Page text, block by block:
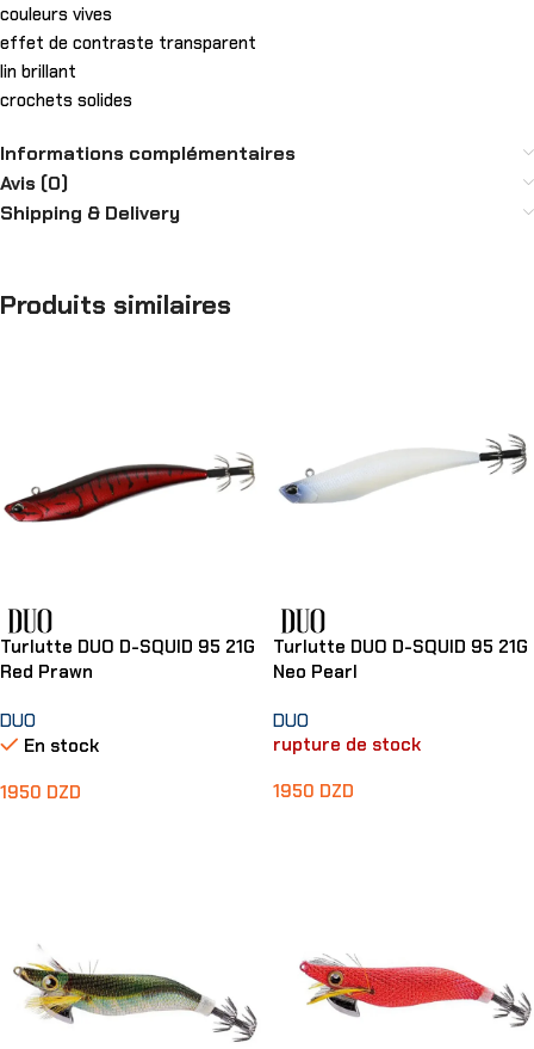
couleurs vives
effet de contraste transparent
lin brillant
crochets solides
Informations complémentaires
Avis (0)
Shipping & Delivery
Produits similaires
Turlutte DUO D-SQUID 95 21G
Red Prawn
DUO
En stock
1950 DZD
Turlutte DUO D-SQUID 95 21G
Neo Pearl
DUO
rupture de stock
1950 DZD